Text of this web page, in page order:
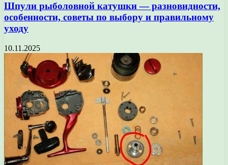
Шпули рыболовной катушки — разновидности,
особенности, советы по выбору и правильному
уходу
10.11.2025